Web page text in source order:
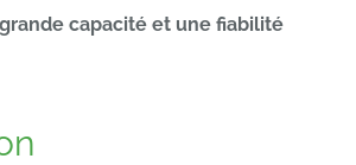
capacité et une fiabilité